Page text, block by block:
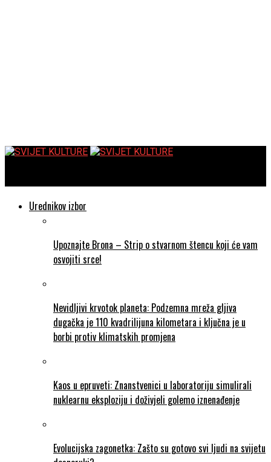
Urednikov izbor
Upoznajte Brona – Strip o stvarnom štencu koji će vam
osvojiti srce!
Nevidljivi krvotok planeta: Podzemna mreža gljiva
dugačka je 110 kvadrilijuna kilometara i ključna je u
borbi protiv klimatskih promjena
Kaos u epruveti: Znanstvenici u laboratoriju simulirali
nuklearnu eksploziju i doživjeli golemo iznenađenje
Evolucijska zagonetka: Zašto su gotovo svi ljudi na svijetu